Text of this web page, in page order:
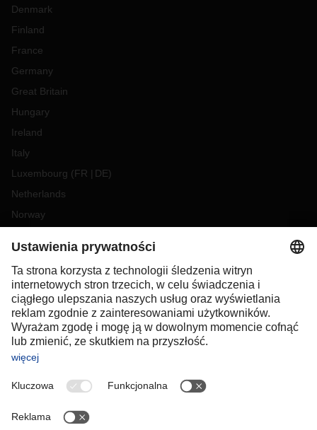
Denmark
Finland
France
Germany
Great Britain
Hungary
Ireland
Italy
Luxembourg (FR DE)
Netherlands
Norway
Romania
Slovakia
Spain
Sweden
Switzerland
OCEANIA